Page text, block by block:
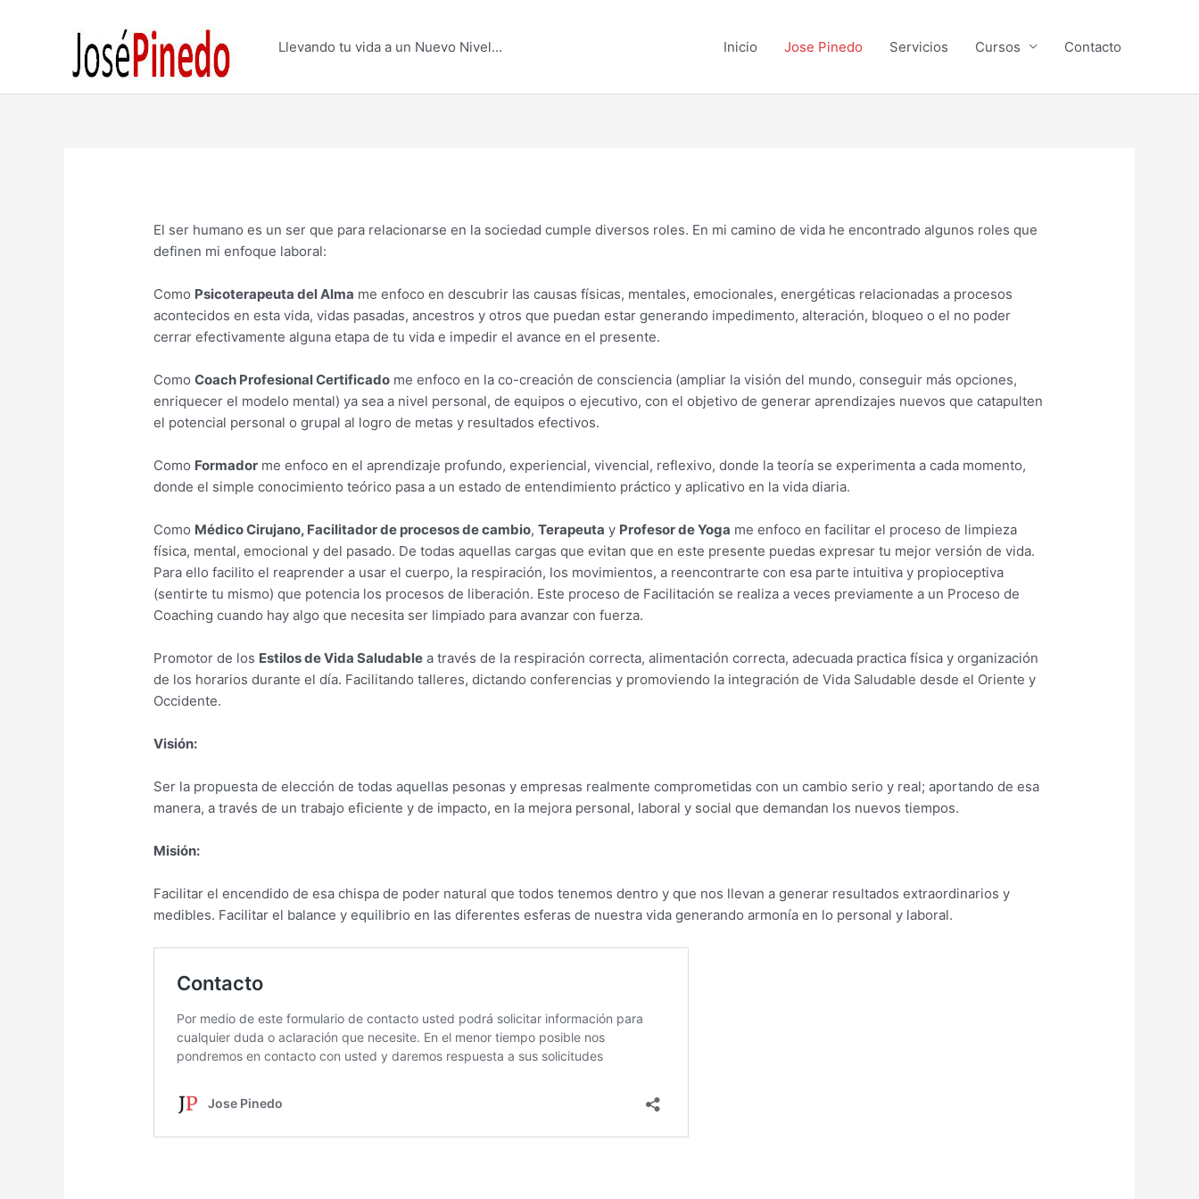
Llevando tu vida a un Nuevo Nivel... Inicio Jose Pinedo Servicios Cursos Contacto
El ser humano es un ser que para relacionarse en la sociedad cumple diversos roles. En mi camino de vida he encontrado algunos roles que
definen mi enfoque laboral:
Como Psicoterapeuta del Alma me enfoco en descubrir las causas físicas, mentales, emocionales, energéticas relacionadas a procesos
acontecidos en esta vida, vidas pasadas, ancestros y otros que puedan estar generando impedimento, alteración, bloqueo o el no poder
cerrar efectivamente alguna etapa de tu vida e impedir el avance en el presente.
ComoCoach Profesional Certificado me enfoco en la co-creación de consciencia (ampliar la visión del mundo, conseguir más opciones,
enriquecer el modelo mental) ya sea a nivel personal, de equipos o ejecutivo, con el objetivo de generar aprendizajes nuevos que catapulten
el potencial personal o grupal al logro de metas y resultados efectivos.
Como Formador me enfoco en el aprendizaje profundo, experiencial, vivencial, reflexivo, donde la teoría se experimenta a cada momento,
donde el simple conocimiento teórico pasa a un estado de entendimiento práctico y aplicativo en la vida diaria.
Como Médico Cirujano, Facilitador de procesos de cambio,Terapeuta y Profesor de Yoga me enfoco en facilitar el proceso de limpieza
física, mental, emocional y del pasado. De todas aquellas cargas que evitan que en este presente puedas expresar tu mejor versión de vida.
Para ello facilito el reaprender a usar el cuerpo, la respiración, los movimientos, a reencontrarte con esa parte intuitiva y propioceptiva
(sentirte tu mismo) que potencia los procesos de liberación. Este proceso de Facilitación se realiza a veces previamente a un Proceso de
Coaching cuando hay algo que necesita ser limpiado para avanzar con fuerza.
Promotor de los Estilos de Vida Saludable a través de la respiración correcta, alimentación correcta, adecuada practica física y organización
de los horarios durante el día. Facilitando talleres, dictando conferencias y promoviendo la integración de Vida Saludable desde el Oriente y
Occidente.
Visión:
Ser la propuesta de elección de todas aquellas pesonas y empresas realmente comprometidas con un cambio serio y real; aportando de esa
manera, a través de un trabajo eficiente y de impacto, en la mejora personal, laboral y social que demandan los nuevos tiempos.
Misión:
Facilitar el encendido de esa chispa de poder natural que todos tenemos dentro y que nos llevan a generar resultados extraordinarios y
medibles. Facilitar el balance y equilibrio en las diferentes esferas de nuestra vida generando armonía en lo personal y laboral.